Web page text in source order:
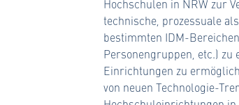
Hochschulen in NRW zur
technische, prozessuale
bestimmten IDM-
Personengruppen, etc.) zu
Einrichtungen zu
von neuen Technologie-